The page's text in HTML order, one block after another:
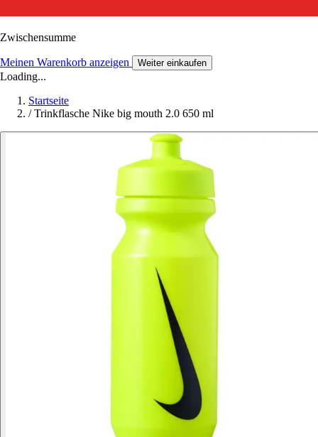
Zwischensumme
Meinen Warenkorb anzeigen Weiter einkaufen
Loading...
Startseite
/ Trinkflasche Nike big mouth 2.0 650 ml